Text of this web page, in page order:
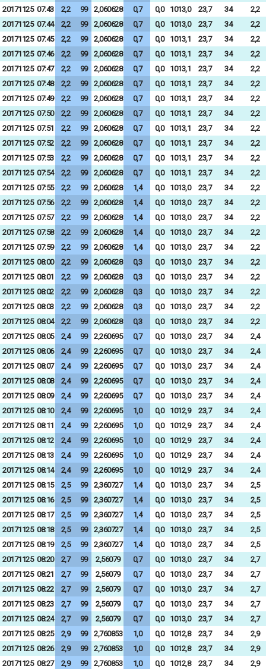
20171125 07:43 2,2 99 2,060628 0,7 0,0 1013,0 23,7 34
2,2
20171125 07:44 2,2 99 2,060628 0,7 0,0 1013,0 23,7 34
2,2
20171125 07:45 2,2 99 2,060628 0,7 0,0 1013,1 23,7 34
2,2
20171125 07:46 2,2 99 2,060628 0,7 0,0 1013,1 23,7 34
2,2
20171125 07:47 2,2 99 2,060628 0,7 0,0 1013,1 23,7 34
2,2
20171125 07:48 2,2 99 2,060628 0,7 0,0 1013,1 23,7 34
2,2
20171125 07:49 2,2 99 2,060628 0,7 0,0 1013,1 23,7 34
2,2
20171125 07:50 2,2 99 2,060628 0,7 0,0 1013,1 23,7 34
2,2
20171125 07:51 2,2 99 2,060628 0,7 0,0 1013,1 23,7 34
2,2
20171125 07:52 2,2 99 2,060628 0,7 0,0 1013,1 23,7 34
2,2
20171125 07:53 2,2 99 2,060628 0,7 0,0 1013,1 23,7 34
2,2
20171125 07:54 2,2 99 2,060628 0,7 0,0 1013,1 23,7 34
2,2
20171125 07:55 2,2 99 2,060628 1,4 0,0 1013,0 23,7 34
2,2
20171125 07:56 2,2 99 2,060628 1,4 0,0 1013,0 23,7 34
2,2
20171125 07:57 2,2 99 2,060628 1,4 0,0 1013,0 23,7 34
2,2
20171125 07:58 2,2 99 2,060628 1,4 0,0 1013,0 23,7 34
2,2
20171125 07:59 2,2 99 2,060628 1,4 0,0 1013,0 23,7 34
2,2
20171125 08:00 2,2 99 2,060628 0,3 0,0 1013,0 23,7 34
2,2
20171125 08:01 2,2 99 2,060628 0,3 0,0 1013,0 23,7 34
2,2
20171125 08:02 2,2 99 2,060628 0,3 0,0 1013,0 23,7 34
2,2
20171125 08:03 2,2 99 2,060628 0,3 0,0 1013,0 23,7 34
2,2
20171125 08:04 2,2 99 2,060628 0,3 0,0 1013,0 23,7 34
2,2
20171125 08:05 2,4 99 2,260695 0,7 0,0 1013,0 23,7 34
2,4
20171125 08:06 2,4 99 2,260695 0,7 0,0 1013,0 23,7 34
2,4
20171125 08:07 2,4 99 2,260695 0,7 0,0 1013,0 23,7 34
2,4
20171125 08:08 2,4 99 2,260695 0,7 0,0 1013,0 23,7 34
2,4
20171125 08:09 2,4 99 2,260695 0,7 0,0 1013,0 23,7 34
2,4
20171125 08:10 2,4 99 2,260695 1,0 0,0 1012,9 23,7 34
2,4
20171125 08:11 2,4 99 2,260695 1,0 0,0 1012,9 23,7 34
2,4
20171125 08:12 2,4 99 2,260695 1,0 0,0 1012,9 23,7 34
2,4
20171125 08:13 2,4 99 2,260695 1,0 0,0 1012,9 23,7 34
2,4
20171125 08:14 2,4 99 2,260695 1,0 0,0 1012,9 23,7 34
2,4
20171125 08:15 2,5 99 2,360727 1,4 0,0 1013,0 23,7 34
2,5
20171125 08:16 2,5 99 2,360727 1,4 0,0 1013,0 23,7 34
2,5
20171125 08:17 2,5 99 2,360727 1,4 0,0 1013,0 23,7 34
2,5
20171125 08:18 2,5 99 2,360727 1,4 0,0 1013,0 23,7 34
2,5
20171125 08:19 2,5 99 2,360727 1,4 0,0 1013,0 23,7 34
2,5
20171125 08:20 2,7 99 2,56079 0,7 0,0 1013,0 23,7 34
2,7
20171125 08:21 2,7 99 2,56079 0,7 0,0 1013,0 23,7 34
2,7
20171125 08:22 2,7 99 2,56079 0,7 0,0 1013,0 23,7 34
2,7
20171125 08:23 2,7 99 2,56079 0,7 0,0 1013,0 23,7 34
2,7
20171125 08:24 2,7 99 2,56079 0,7 0,0 1013,0 23,7 34
2,7
20171125 08:25 2,9 99 2,760853 1,0 0,0 1012,8 23,7 34
2,9
20171125 08:26 2,9 99 2,760853 1,0 0,0 1012,8 23,7 34
2,9
20171125 08:27 2,9 99 2,760853 1,0 0,0 1012,8 23,7 34
2,9